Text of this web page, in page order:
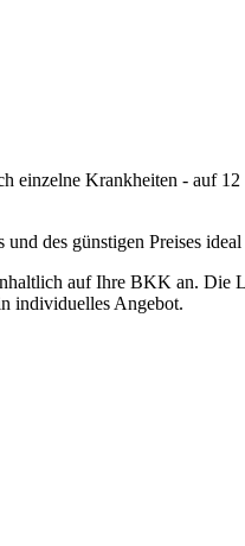
einzelne Krankheiten - auf 12
des günstigen Preises
auf Ihre BKK an. Die
individuelles Angebot.